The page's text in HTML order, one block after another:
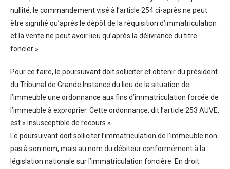
nullité, le commandement visé à l’article 254 ci-après ne peut
être signifié qu’après le dépôt de la réquisition d’immatriculation
et la vente ne peut avoir lieu qu’après la délivrance du titre
foncier ».
Pour ce faire, le poursuivant doit solliciter et obtenir du président
du Tribunal de Grande Instance du lieu de la situation de
l’immeuble une ordonnance aux fins d’immatriculation forcée de
l’immeuble à exproprier. Cette ordonnance, dit l’article 253 AUVE,
est « insusceptible de recours ».
Le poursuivant doit solliciter l’immatriculation de l’immeuble non
pas à son nom, mais au nom du débiteur conformément à la
législation nationale sur l’immatriculation foncière. En droit